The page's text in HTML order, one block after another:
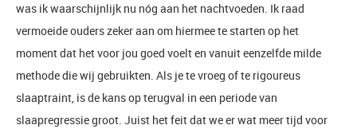
was ik waarschijnlijk nu nóg aan het nachtvoeden. Ik raad
vermoeide ouders zeker aan om hiermee te starten op het
moment dat het voor jou goed voelt en vanuit eenzelfde milde
methode die wij gebruikten. Als je te vroeg of te rigoureus
slaaptraint, is de kans op terugval in een periode van
slaapregressie groot. Juist het feit dat we er wat meer tijd voor